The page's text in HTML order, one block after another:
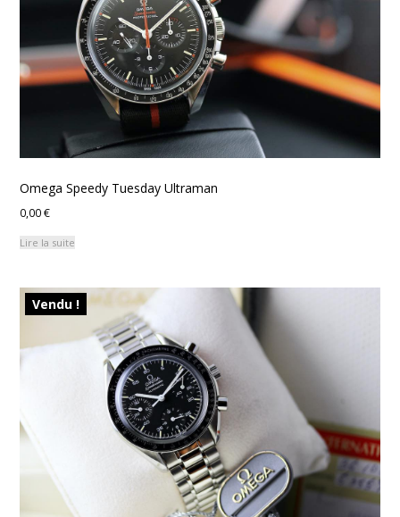
Omega Speedy Tuesday Ultraman
0,00€
Lire la suite
Vendu !